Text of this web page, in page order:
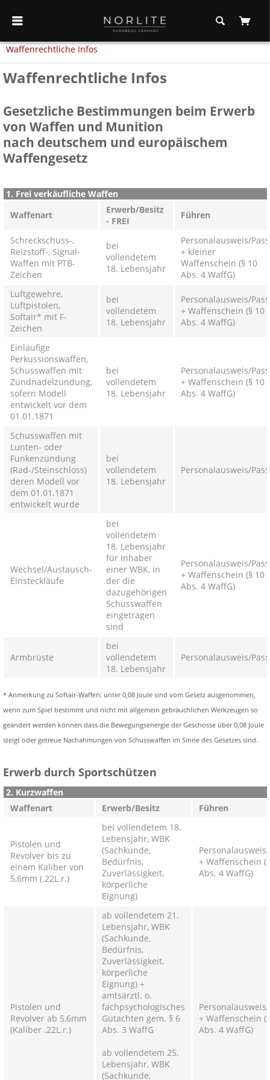
Waffenrechtliche Infos
Waffenrechtliche Infos
Gesetzliche Bestimmungen beim Erwerb
von Waffen und Munition
nach deutschem und europäischem
Waffengesetz
1. Frei verkäufliche Waffen
Waffenart
Erwerb/Besitz
- FREI
Führen
Schreckschuss-,
Reizstoff-, Signal-
Waffen mit PTB-
Zeichen
bei
vollendetem
18. Lebensjahr
Personalausweis/Pass
+ kleiner
Waffenschein (§ 10
Abs. 4 WaffG)
Luftgewehre,
Luftpistolen,
Softair* mit F-
Zeichen
bei
vollendetem
18. Lebensjahr
Personalausweis/Pass
+ Waffenschein (§ 10
Abs. 4 WaffG)
Einläufige
Perkussionswaffen,
Schusswaffen mit
Zündnadelzündung,
sofern Modell
entwickelt vor dem
01.01.1871
bei
vollendetem
18. Lebensjahr
Personalausweis/Pass
+ Waffenschein (§ 10
Abs. 4 WaffG)
Schusswaffen mit
Lunten- oder
Funkenzündung
(Rad-/Steinschloss)
deren Modell vor
dem 01.01.1871
entwickelt wurde
bei
vollendetem
18. Lebensjahr
Personalausweis/Pass
Wechsel/Austausch-
Einsteckläufe
bei
vollendetem
18. Lebensjahr
für Inhaber
einer WBK, in
der die
dazugehörigen
Schusswaffen
eingetragen
sind
Personalausweis/Pass
+ Waffenschein (§ 10
Abs. 4 WaffG)
Armbrüste
bei
vollendetem
18. Lebensjahr
Personalausweis/Pass
* Anmerkung zu Softair-Waffen: unter 0,08 Joule sind vom Gesetz ausgenommen,
wenn zum Spiel bestimmt und nicht mit allgemein gebräuchlichen Werkzeugen so
geändert werden können dass die Bewegungsenergie der Geschosse über 0,08 Joule
steigt oder getreue Nachahmungen von Schusswaffen im Sinne des Gesetzes sind.
Erwerb durch Sportschützen
2. Kurzwaffen
Waffenart
Erwerb/Besitz Führen
Pistolen und
Revolver bis zu
einem Kaliber von
5,6mm (.22L.r.)
bei vollendetem 18.
Lebensjahr, WBK
(Sachkunde,
Bedürfnis,
Zuverlässigkeit,
körperliche
Eignung)
+ Waffenschein
Abs. 4 WaffG)
Pistolen und
Revolver ab 5,6mm
(Kaliber .22L.r.)
ab vollendetem 21.
Lebensjahr, WBK
(Sachkunde,
Bedürfnis,
Zuverlässigkeit,
körperliche
Eignung) +
amtsärztl. o.
fachpsychologisches
Gutachten gem. § 6
Abs. 3 WaffG
ab vollendetem 25.
Lebensjahr, WBK
(Sachkunde,
+ Waffenschein
Abs. 4 WaffG)